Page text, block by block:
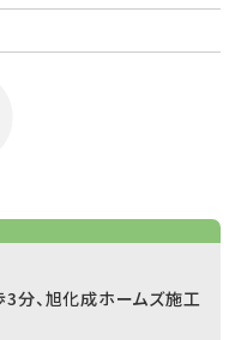
分、旭化成ホームズ施工